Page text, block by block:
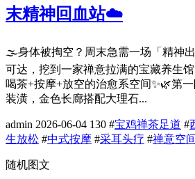
末精神回血站☁️
🌫️身体被掏空？周末急需一场「精神
可达，挖到一家禅意拉满的宝藏养生
喝茶+按摩+放空的治愈系空间✨🌿第
装潢，金色长廊搭配大理石...
admin 2026-06-04 130 #宝鸡禅茶足道 #
生放松 #中式按摩 #采耳头疗 #禅意空间
随机图文